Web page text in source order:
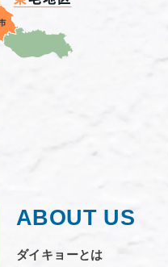
ABOUT US
ダイキョーとは